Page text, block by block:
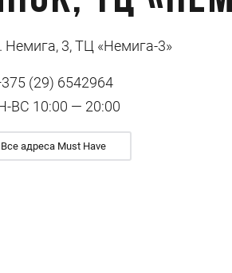
Немига, 3, ТЦ «Немига-3»
(29) 6542964
ВС 10:00 — 20:00
Все адреса Must Have